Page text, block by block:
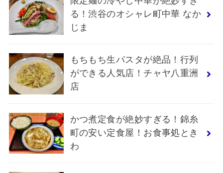
る！渋谷のオシャレ町中華 なか
じま
もちもち生パスタが絶品！行列
ができる人気店！チャヤ八重洲
店
かつ煮定食が絶妙すぎる！錦糸
町の安い定食屋！お食事処とき
わ